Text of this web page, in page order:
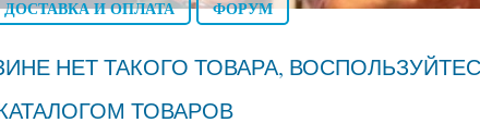
ДОСТАВКА И ОПЛАТА ФОРУМ
НЕТ ТАКОГО ТОВАРА,
ТОВАРОВ